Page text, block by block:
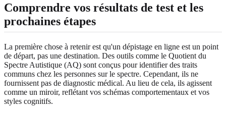
Comprendre vos résultats de test et les
prochaines étapes
La première chose à retenir est qu'un dépistage en ligne est un point
de départ, pas une destination. Des outils comme le Quotient du
Spectre Autistique (AQ) sont conçus pour identifier des traits
communs chez les personnes sur le spectre. Cependant, ils ne
fournissent pas de diagnostic médical. Au lieu de cela, ils agissent
comme un miroir, reflétant vos schémas comportementaux et vos
styles cognitifs.